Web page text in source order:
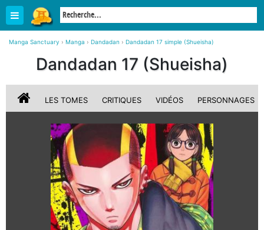
Manga Sanctuary › Manga › Dandadan › Dandadan 17 simple (Shueisha)
Dandadan 17 (Shueisha)
LES TOMES CRITIQUES VIDÉOS PERSONNAGES